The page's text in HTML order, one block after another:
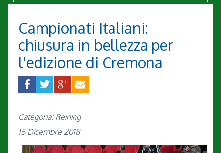
Campionati Italiani:
chiusura in bellezza per
l'edizione di Cremona
Categoria: Reining
15 Dicembre 2018